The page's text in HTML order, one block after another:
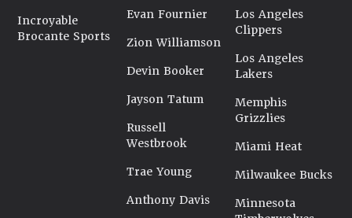
Incroyable
Brocante Sports
Evan Fournier
Zion Williamson
Devin Booker
Jayson Tatum
Russell
Westbrook
Trae Young
Anthony Davis
Los Angeles
Clippers
Los Angeles
Lakers
Memphis
Grizzlies
Miami Heat
Milwaukee Bucks
Minnesota